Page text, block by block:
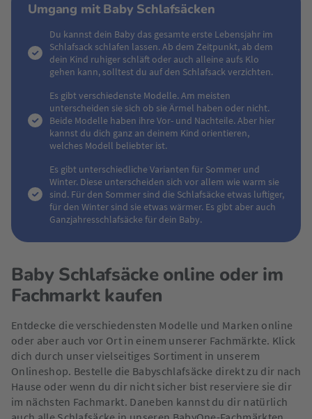
Umgang mit Baby Schlafsäcken
Du kannst dein Baby das gesamte erste Lebensjahr im
Schlafsack schlafen lassen. Ab dem Zeitpunkt, ab dem
dein Kind ruhiger schläft oder auch alleine aufs Klo
gehen kann, solltest du auf den Schlafsack verzichten.
Es gibt verschiedenste Modelle. Am meisten
unterscheiden sie sich ob sie Ärmel haben oder nicht.
Beide Modelle haben ihre Vor- und Nachteile. Aber hier
kannst du dich ganz an deinem Kind orientieren,
welches Modell beliebter ist.
Es gibt unterschiedliche Varianten für Sommer und
Winter. Diese unterscheiden sich vor allem wie warm sie
sind. Für den Sommer sind die Schlafsäcke etwas luftiger,
für den Winter sind sie etwas wärmer. Es gibt aber auch
Ganzjahresschlafsäcke für dein Baby.
Baby Schlafsäcke online oder im
Fachmarkt kaufen
Entdecke die verschiedensten Modelle und Marken online
oder aber auch vor Ort in einem unserer Fachmärkte. Klick
dich durch unser vielseitiges Sortiment in unserem
Onlineshop. Bestelle die Babyschlafsäcke direkt zu dir nach
Hause oder wenn du dir nicht sicher bist reserviere sie dir
im nächsten Fachmarkt. Daneben kannst du dir natürlich